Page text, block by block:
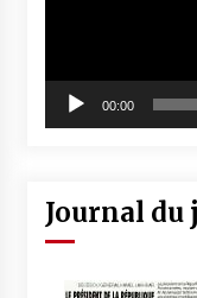
00:00
Journal du